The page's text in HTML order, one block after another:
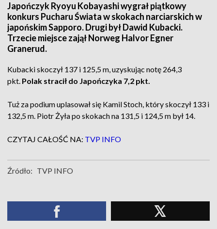
Japończyk Ryoyu Kobayashi wygrał piątkowy
konkurs Pucharu Świata w skokach narciarskich w
japońskim Sapporo. Drugi był Dawid Kubacki.
Trzecie miejsce zajął Norweg Halvor Egner
Granerud.
Kubacki skoczył 137 i 125,5 m, uzyskując notę 264,3
pkt. Polak stracił do Japończyka 7,2 pkt.
Tuż za podium uplasował się Kamil Stoch, który skoczył 133 i
132,5 m. Piotr Żyła po skokach na 131,5 i 124,5 m był 14.
CZYTAJ CAŁOŚĆ NA: TVP INFO
Źródło: TVP INFO